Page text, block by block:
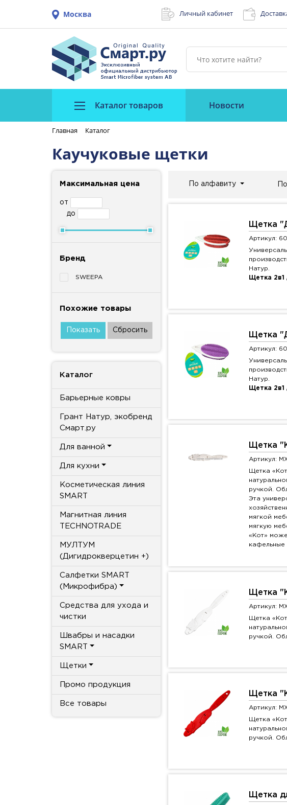
Москва Личный кабинет
Каталог товаров Новости
Главная Каталог
Каучуковые щетки
Максимальная цена
от
до
Бренд
SWEEPA
Похожие товары
Каталог
Барьерные ковры
Грант Натур, экобренд
Смарт.ру
Для ванной
Для кухни
Косметическая линия
SMART
Магнитная линия
TECHNOTRADE
МУЛТУМ
(Дигидрокверцетин +)
Салфетки SMART
(Микрофибра)
Средства для ухода и
чистки
Швабры и насадки
SMART
Щетки
Промо продукция
Все товары
По алфавиту
Щетка
Артикул:
Натур.
Щетка 2в1
Щетка
Артикул:
Натур.
Щетка 2в1
Щетка
Артикул:
Щетка
ручкой.
Эта
мягкой
мягкую
«Кот»
кафельные
Щетка
Артикул:
Щетка
ручкой.
Щетка
Артикул:
Щетка
ручкой.
Щетка